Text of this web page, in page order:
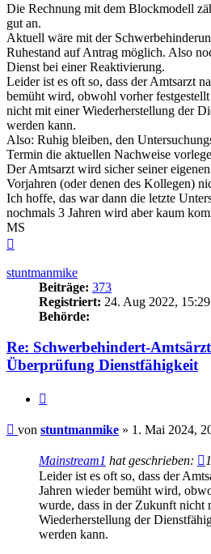
Die Rechnung mit dem Blockmodell
gut an.
Aktuell wäre mit der
Ruhestand auf Antrag möglich. Also
Dienst bei einer Reaktivierung.
Leider ist es oft so, dass der Amtsarzt
bemüht wird, obwohl vorher
nicht mit einer Wiederherstellung der
werden kann.
Also: Ruhig bleiben, den
Termin die aktuellen Nachweise
Der Amtsarzt wird sicher seiner
Vorjahren (oder denen des Kollegen)
Ich hoffe, das war dann die letzte
nochmals 3 Jahren wird aber kaum
MS
stuntmanmike
Beiträge: 373
Registriert: 24. Aug 2022, 15:29
Behörde:
Re: Schwerbehindert-
Überprüfung Dienstfähigkeit
Beitrag
von stuntmanmike » 1. Mai 2024,
Mainstream1 hat geschrieben:
Leider ist es oft so, dass der
Jahren wieder bemüht wird,
wurde, dass in der Zukunft nicht
Wiederherstellung der
werden kann.